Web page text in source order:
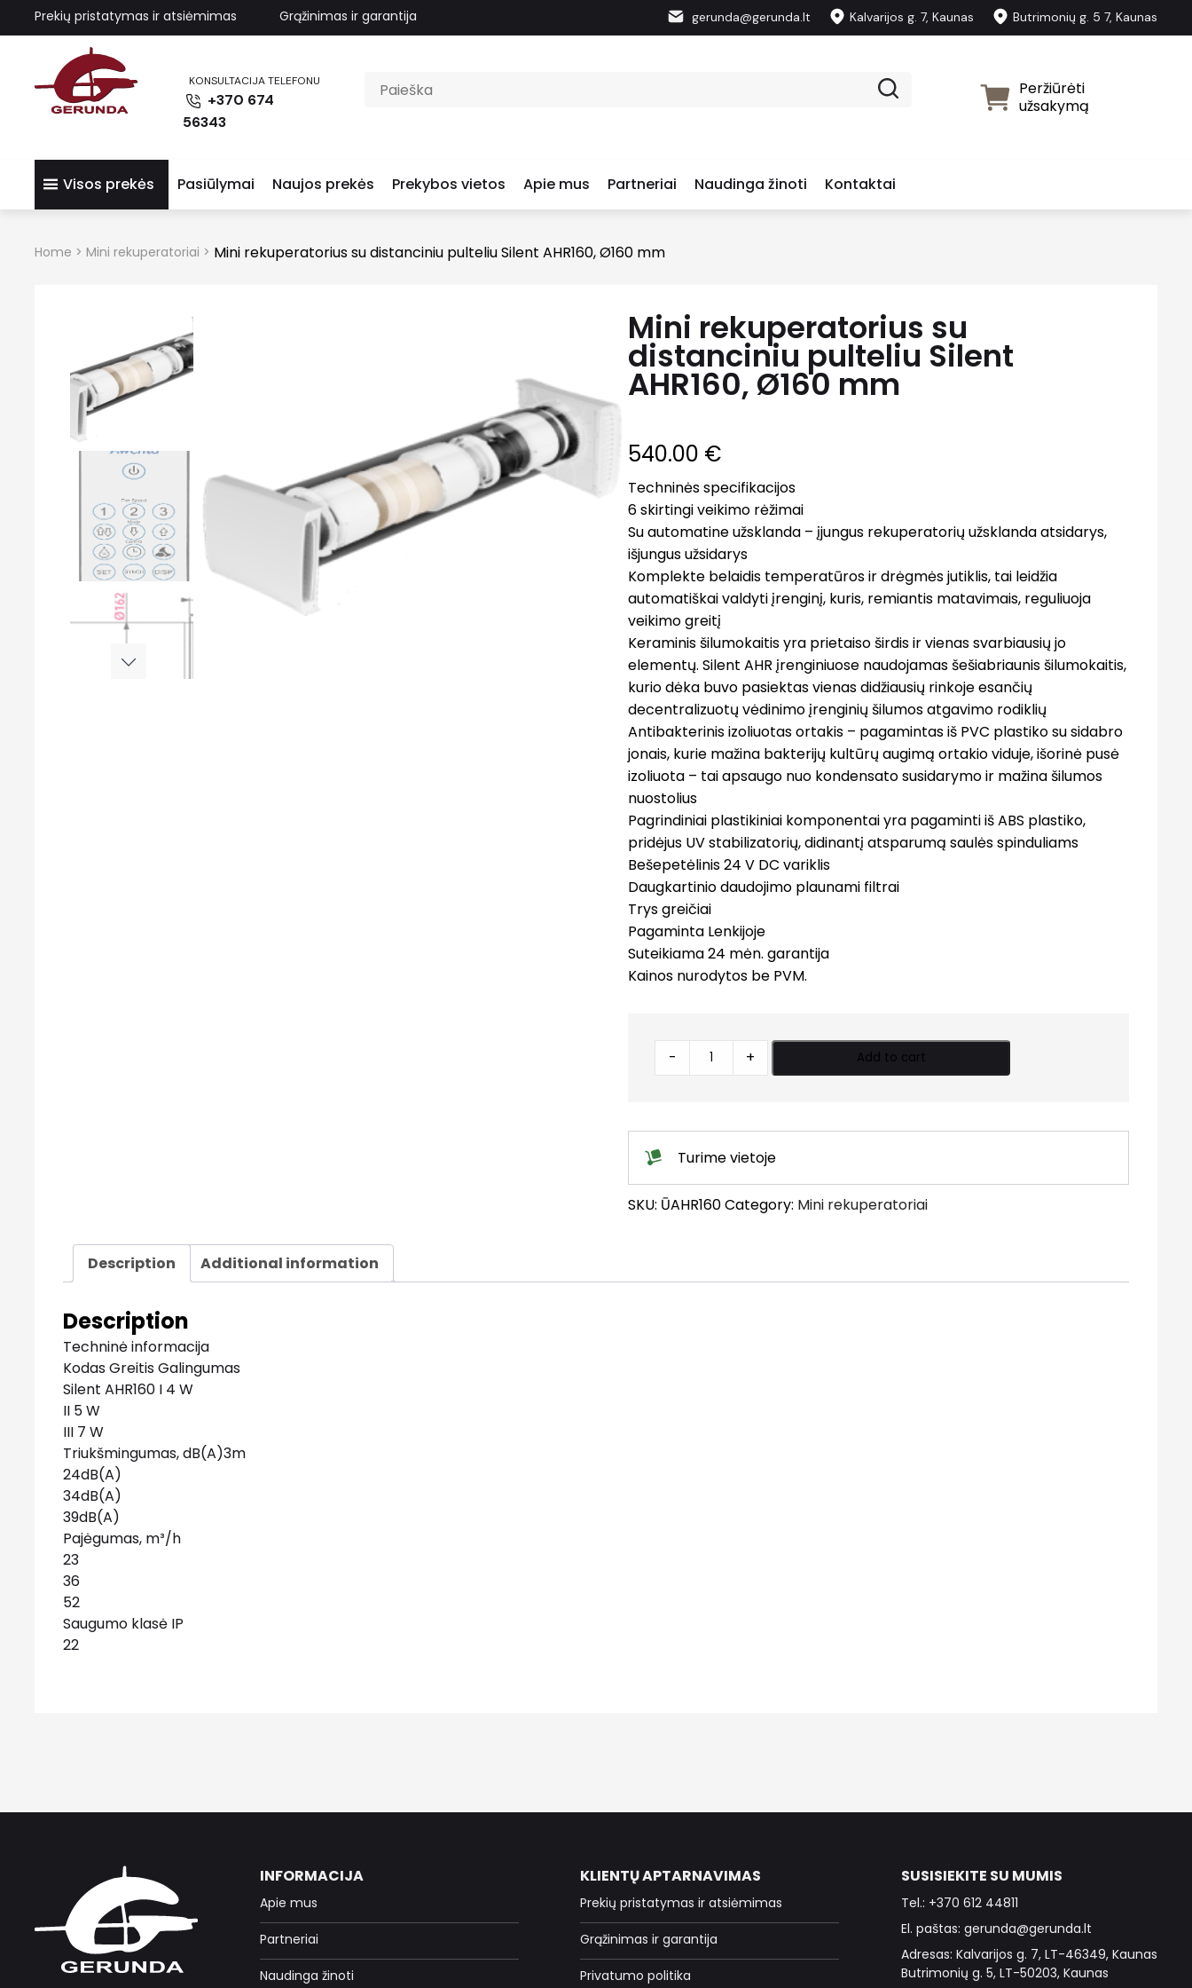
Prekių pristatymas ir atsiėmimas Grąžinimas ir garantija gerunda@gerunda.lt Kalvarijos g. 7, Kaunas Butrimonių g. 5 7, Kaunas
KONSULTACIJA TELEFONU
+370 674
56343
Peržiūrėti
užsakymą
Visos prekės Pasiūlymai Naujos prekės Prekybos vietos Apie mus Partneriai Naudinga žinoti Kontaktai
Home > Mini rekuperatoriai > Mini rekuperatorius su distanciniu pulteliu Silent AHR160, Ø160 mm
Mini rekuperatorius su
distanciniu pulteliu Silent
AHR160, Ø160 mm
540.00 €
Techninės specifikacijos
6 skirtingi veikimo rėžimai
Su automatine užsklanda – įjungus rekuperatorių užsklanda atsidarys,
išjungus užsidarys
Komplekte belaidis temperatūros ir drėgmės jutiklis, tai leidžia
automatiškai valdyti įrenginį, kuris, remiantis matavimais, reguliuoja
veikimo greitį
Keraminis šilumokaitis yra prietaiso širdis ir vienas svarbiausių jo
elementų. Silent AHR įrenginiuose naudojamas šešiabriaunis šilumokaitis,
kurio dėka buvo pasiektas vienas didžiausių rinkoje esančių
decentralizuotų vėdinimo įrenginių šilumos atgavimo rodiklių
Antibakterinis izoliuotas ortakis – pagamintas iš PVC plastiko su sidabro
jonais, kurie mažina bakterijų kultūrų augimą ortakio viduje, išorinė pusė
izoliuota – tai apsaugo nuo kondensato susidarymo ir mažina šilumos
nuostolius
Pagrindiniai plastikiniai komponentai yra pagaminti iš ABS plastiko,
pridėjus UV stabilizatorių, didinantį atsparumą saulės spinduliams
Bešepetėlinis 24 V DC variklis
Daugkartinio daudojimo plaunami filtrai
Trys greičiai
Pagaminta Lenkijoje
Suteikiama 24 mėn. garantija
Kainos nurodytos be PVM.
rekuperatorius
Silent
AHR160,
Ø160
- + Add to cart
Turime vietoje
SKU: ŪAHR160Category: Mini rekuperatoriai
Description Additional information
Description
Techninė informacija
Kodas Greitis Galingumas
Silent AHR160 I 4 W
II 5 W
III 7 W
Triukšmingumas, dB(A)3m
24dB(A)
34dB(A)
39dB(A)
Pajėgumas, m³/h
23
36
52
Saugumo klasė IP
22
INFORMACIJA
Apie mus
Partneriai
Naudinga žinoti
KLIENTŲ APTARNAVIMAS
Prekių pristatymas ir atsiėmimas
Grąžinimas ir garantija
Privatumo politika
SUSISIEKITE SU MUMIS
Tel.: +370 612 44811
El. paštas: gerunda@gerunda.lt
Adresas: Kalvarijos g. 7, LT-46349, Kaunas
Butrimonių g. 5, LT-50203, Kaunas